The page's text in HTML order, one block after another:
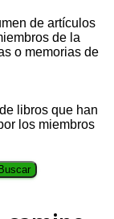
de artículos
de la
o memorias de
libros que han
los miembros